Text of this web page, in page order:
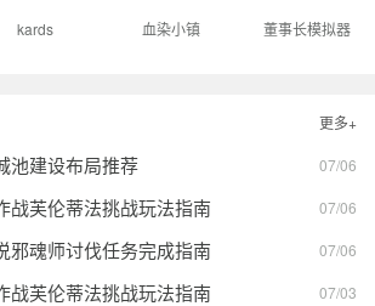
kards 血染小镇 董事长模拟器
更多+
池建设布局推荐 07/06
战芙伦蒂法挑战玩法指南 07/06
邪魂师讨伐任务完成指南 07/06
战芙伦蒂法挑战玩法指南 07/03